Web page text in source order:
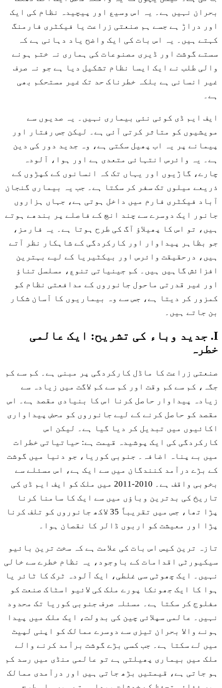
بحران نہیں ہے۔ یہ اس وسیع اور پیچیدہ نظام کی ایک
اور دراڑ ہے جسے ہم صنعتی زراعت یا فیکٹری فارمنگ
کہتے ہیں۔ یہ اس بات کی ایک واضح یاد دہانی ہے کہ
سستے گوشت اور ڈیری مصنوعات کی ہماری نہ ختم ہونے
والی طلب نے ایک ایسا نظام تشکیل دیا ہے جو نہ صرف
غیر انسانی ہے بلکہ خطرناک حد تک غیر مستحکم بھی
ہے۔
ایف ایم ڈی کوئی نئی بیماری نہیں۔ یہ صدیوں سے
مویشیوں کو متاثر کرتی آئی ہے۔ لیکن جس رفتار اور
پیمانے پر یہ اب پھیل سکتی ہے، وہ جدید دور کی دین
ہے۔ یہ وائرس انتہائی متعدی ہے اور ہوا، آلودہ
چارے، گاڑیوں اور یہاں تک کہ انسانوں کے کپڑوں کے
ذریعے میلوں تک سفر کر سکتا ہے۔ جب یہ بیماری گنجان
آباد فیکٹری فارم میں داخل ہوتی ہے، جہاں ہزاروں
جانور ایک دوسرے سے چند انچ کے فاصلے پر بندھے ہوتے
ہیں، تو اس کا پھیلاؤ آگ کی طرح ہوتا ہے۔ یہ فارمز،
جو بظاہر پیداوار اور کارکردگی کے شاہکار نظر آتے
ہیں، درحقیقت وائرس اور بیکٹیریا کے لیے بہترین
افزائش گاہیں ہیں۔ کم جینیاتی تنوع، مسلسل تناؤ
اور غیر قدرتی ماحول جانوروں کے مدافعتی نظام کو
کمزور کر دیتا ہے، جس سے وہ بیماریوں کا آسان شکار
بن جاتے ہیں۔
I. جدید وباء کی تشریح: ایک عالمی
خطرہ
صنعتی زراعت کا ماڈل کارکردگی پر مبنی ہے۔ کم سے کم
جگہ، کم سے کم وقت اور کم سے کم لاگت میں زیادہ سے
زیادہ پیداوار حاصل کرنا اس کا بنیادی مقصد ہے۔ اس
مقصد کو حاصل کرنے کے لیے جانوروں کو محض پیداواری
اکائیوں میں تبدیل کر دیا گیا ہے۔ لیکن اس
کارکردگی کی ایک پوشیدہ قیمت ہے: حیاتیاتی خطرات
میں بے پناہ اضافہ۔ جنوبی کوریا، جو دنیا میں گوشت
کے بڑے درآمد کنندگان میں سے ایک ہے، اس مسئلے سے
بخوبی واقف ہے۔ 2010-2011 میں ملک کو ایف ایم ڈی کی
تاریخ کی بدترین وباؤں میں سے ایک کا سامنا کرنا
پڑا تھا، جس میں تقریباً 35 لاکھ جانوروں کو تلف کرنا
پڑا اور معیشت کو اربوں ڈالر کا نقصان ہوا۔
تازہ ترین کیس اس بات کی علامت ہے کہ سخت ترین بائیو
سیکیورٹی اقدامات کے باوجود، یہ نظام خطرے سے خالی
نہیں۔ ایک چھوٹی سی غلطی، ایک آلودہ ٹرک کا ٹائر یا
ہوا کا ایک جھونکا پورے ملک کی لائیو اسٹاک صنعت کو
مفلوج کر سکتا ہے۔ مسئلہ صرف جنوبی کوریا تک محدود
نہیں۔ عالمی سپلائی چین کی بدولت، ایک ملک میں پیدا
ہونے والا بحران تیزی سے دوسرے ممالک کو اپنی لپیٹ
میں لے سکتا ہے۔ جب کسی بڑے گوشت برآمد کرنے والے
ملک میں بیماری پھیلتی ہے تو عالمی منڈی میں رسد کم
ہو جاتی ہے، قیمتیں بڑھ جاتی ہیں اور درآمدی ممالک